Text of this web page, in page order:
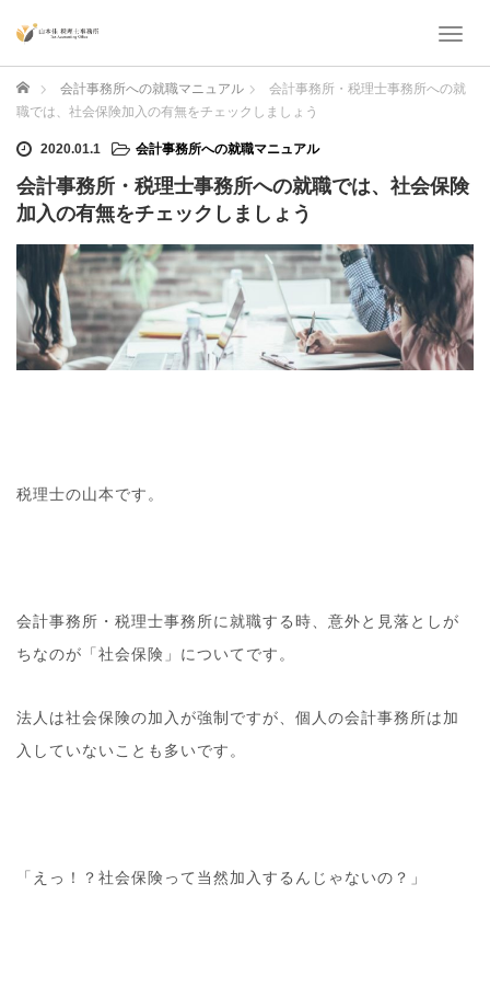
T
g
a
g
a
o
n
ホーム 会計事務所への就職マニュアル
会計事務所・税理士事務所への就
職では、社会保険加入の有無をチェックしましょう
2020.01.1 会計事務所への就職マニュアル
会計事務所・税理士事務所への就職では、社会保険
加入の有無をチェックしましょう
税理士の山本です。
会計事務所・税理士事務所に就職する時、意外と見落としが
ちなのが「社会保険」についてです。
法人は社会保険の加入が強制ですが、個人の会計事務所は加
入していないことも多いです。
「えっ！？社会保険って当然加入するんじゃないの？」